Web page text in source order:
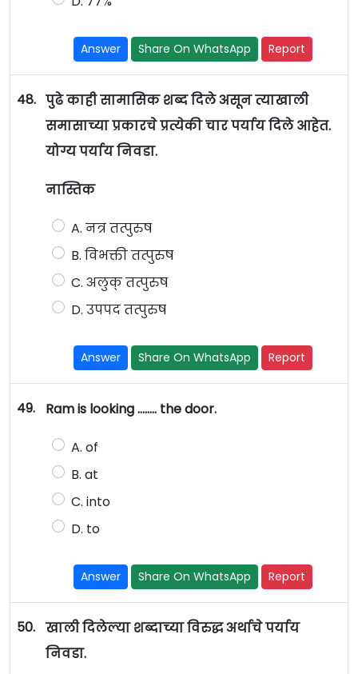
Answer Share On WhatsApp Report
48. पुढे काही सामासिक शब्द दिले असून त्याखाली
समासाच्या प्रकारचे प्रत्येकी चार पर्याय दिले आहेत.
योग्य पर्याय निवडा.
नास्तिक
A. नत्र तत्पुरुष
B. विभक्ती तत्पुरुष
C. अलुक् तत्पुरुष
D. उपपद तत्पुरुष
Answer Share On WhatsApp Report
49. Ram is looking …….. the door.
A. of
B. at
C. into
D. to
Answer Share On WhatsApp Report
50. खाली दिलेल्या शब्दाच्या विरुद्ध अर्थाचे पर्याय
निवडा.